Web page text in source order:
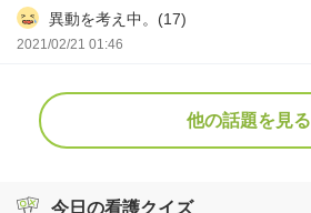
異動を考え中。(17)
2021/02/21 01:46
他の話題を見る
今日の看護クイズ